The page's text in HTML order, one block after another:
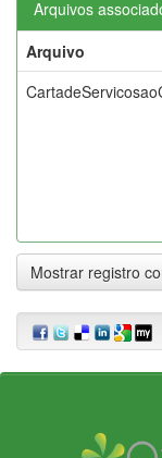
Arquivos
Arquivo
Mostrar registro